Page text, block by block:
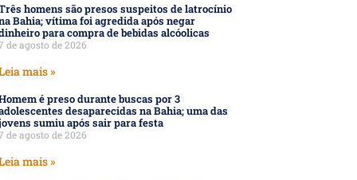
homens são presos suspeitos de latrocínio
Bahia; vítima foi agredida após negar
para compra de bebidas alcóolicas
de agosto de 2026
mais »
é preso durante buscas por 3
desaparecidas na Bahia; uma das
sumiu após sair para festa
de agosto de 2026
mais »